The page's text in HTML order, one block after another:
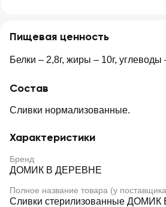
Пищевая ценность
Белки – 2,8г, жиры – 10г, углеводы
Состав
Сливки нормализованные.
Характеристики
Бренд
ДОМИК В ДЕРЕВНЕ
Полное название товара (у
Сливки стерилизованные